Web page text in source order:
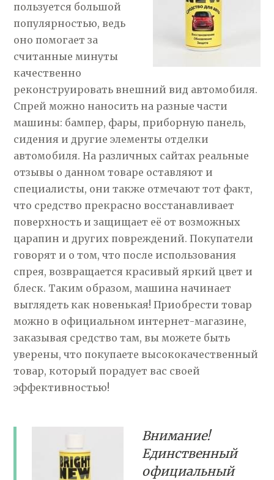
пользуется большой
популярностью, ведь
оно помогает за
считанные минуты
качественно
реконструировать внешний вид автомобиля.
Спрей можно наносить на разные части
машины: бампер, фары, приборную панель,
сидения и другие элементы отделки
автомобиля. На различных сайтах реальные
отзывы о данном товаре оставляют и
специалисты, они также отмечают тот факт,
что средство прекрасно восстанавливает
поверхность и защищает её от возможных
царапин и других повреждений. Покупатели
говорят и о том, что после использования
спрея, возвращается красивый яркий цвет и
блеск. Таким образом, машина начинает
выглядеть как новенькая! Приобрести товар
можно в официальном интернет-магазине,
заказывая средство там, вы можете быть
уверены, что покупаете высококачественный
товар, который порадует вас своей
эффективностью!
Внимание!
Единственный
официальный